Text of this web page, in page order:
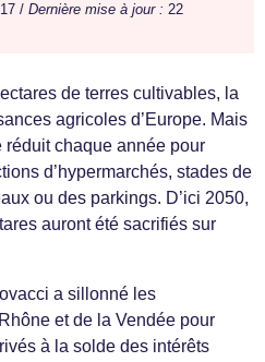
/ Dernière mise à jour : 22
de terres cultivables, la
agricoles d’Europe. Mais
chaque année pour
d’hypermarchés, stades de
ou des parkings. D’ici 2050,
auront été sacrifiés sur
a sillonné les
et de la Vendée pour
à la solde des intérêts